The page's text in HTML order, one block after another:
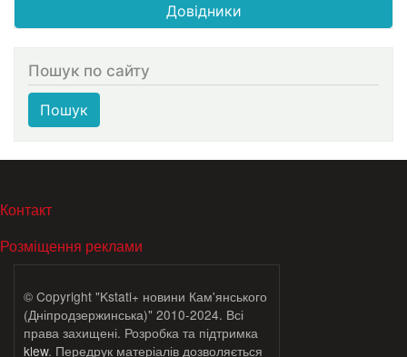
Довідники
Пошук по сайту
Пошук
МЕНЮ В ПОДВАЛЕ
Контакт
Розміщення реклами
© Copyright "Kstati+ новини Кам'янського
(Дніпродзержинська)" 2010-2024. Всі
права захищені. Розробка та підтримка
klew. Передрук матеріалів дозволяється